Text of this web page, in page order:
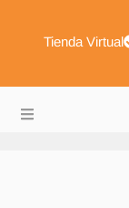
Tienda Virtual